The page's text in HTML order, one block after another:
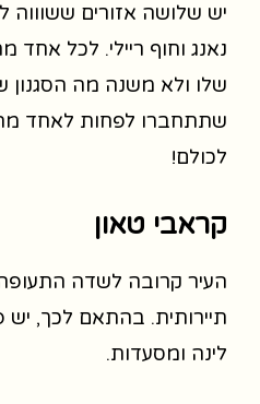
יש שלושה אזורים ששוווה
נאנג וחוף ריילי. לכל
שלו ולא משנה מה הסגנון
שתתחברו לפחות לאחד
לכולם!
קראבי טאון
העיר קרובה לשדה
תיירותית. בהתאם לכך, יש
לינה ומסעדות.